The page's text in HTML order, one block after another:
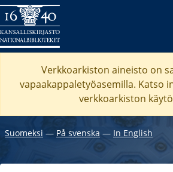
Verkkoarkiston aineisto on
vapaakappaletyöasemilla. Katso
verkkoarkiston
Suomeksi ― På svenska ― In English